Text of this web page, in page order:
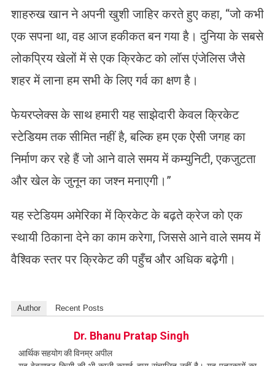
शाहरुख खान ने अपनी खुशी जाहिर करते हुए कहा, “जो कभी
एक सपना था, वह आज हकीकत बन गया है। दुनिया के सबसे
लोकप्रिय खेलों में से एक क्रिकेट को लॉस एंजेलिस जैसे
शहर में लाना हम सभी के लिए गर्व का क्षण है।
फेयरप्लेक्स के साथ हमारी यह साझेदारी केवल क्रिकेट
स्टेडियम तक सीमित नहीं है, बल्कि हम एक ऐसी जगह का
निर्माण कर रहे हैं जो आने वाले समय में कम्युनिटी, एकजुटता
और खेल के जुनून का जश्न मनाएगी।”
​यह स्टेडियम अमेरिका में क्रिकेट के बढ़ते क्रेज को एक
स्थायी ठिकाना देने का काम करेगा, जिससे आने वाले समय में
वैश्विक स्तर पर क्रिकेट की पहुँच और अधिक बढ़ेगी।
Author Recent Posts
Dr. Bhanu Pratap Singh
आर्थिक सहयोग की विनम्र अपील